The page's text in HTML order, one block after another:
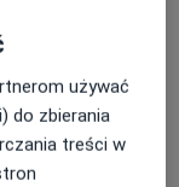
zakresie,
dla Ciebie
dalszej
używać
do zbierania
treści w